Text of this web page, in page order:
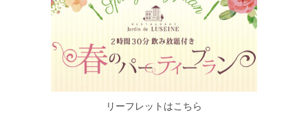
リーフレットはこちら